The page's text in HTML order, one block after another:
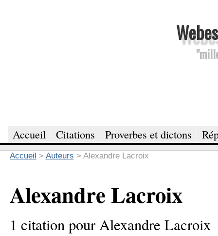
Accueil Citations Proverbes et dictons
Accueil > Auteurs > Alexandre Lacroix
Alexandre Lacroix
1 citation pour Alexandre Lacroix